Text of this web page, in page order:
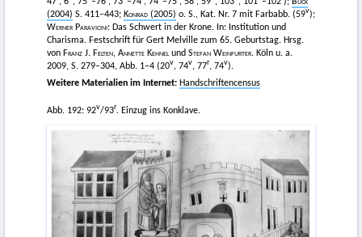
(2004) S. 411–443; Konrad (2005) o. S., Kat. Nr. 7 mit Farbabb. (59v);
Werner Paravicini: Das Schwert in der Krone. In: Institution und
Charisma. Festschrift für Gert Melville zum 65. Geburtstag. Hrsg.
von Franz J. Felten, Annette Kehnelund Stefan Weinfurter. Köln u. a.
2009, S. 279–304, Abb. 1–4 (20v, 74v, 77r, 74v).
Weitere Materialien im Internet: Handschriftencensus
Abb. 192: 92v/93r. Einzug ins Konklave.